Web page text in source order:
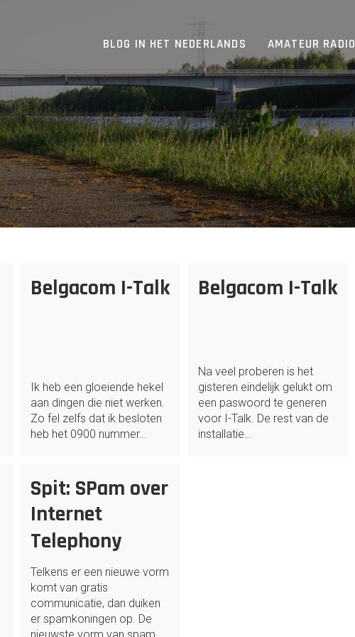
BLOG IN HET NEDERLANDS AMATEUR RADIO
Belgacom I-Talk
Ik heb een gloeiende hekel
aan dingen die niet werken.
Zo fel zelfs dat ik besloten
heb het 0900 nummer…
Belgacom I-Talk
Na veel proberen is het
gisteren eindelijk gelukt om
een paswoord te generen
voor I-Talk. De rest van de
installatie…
Spit: SPam over
Internet
Telephony
Telkens er een nieuwe vorm
komt van gratis
communicatie, dan duiken
er spamkoningen op. De